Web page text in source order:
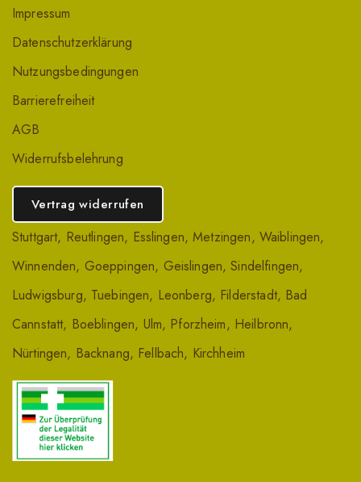
Impressum
Datenschutzerklärung
Nutzungsbedingungen
Barrierefreiheit
AGB
Widerrufsbelehrung
Vertrag widerrufen
Stuttgart, Reutlingen, Esslingen,Metzingen, Waiblingen,
Winnenden, Goeppingen, Geislingen,Sindelfingen,
Ludwigsburg, Tuebingen, Leonberg, Filderstadt, Bad
Cannstatt, Boeblingen, Ulm, Pforzheim, Heilbronn,
Nürtingen, Backnang, Fellbach, Kirchheim